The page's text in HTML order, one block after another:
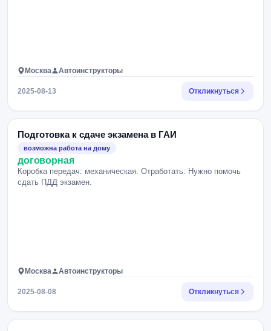
Москва Автоинструкторы
2025-08-13 Откликнуться
Подготовка к сдаче экзамена в ГАИ
возможна работа на дому
договорная
Коробка передач: механическая. Отработать: Нужно помочь
сдать ПДД экзамен.
Москва Автоинструкторы
2025-08-08 Откликнуться